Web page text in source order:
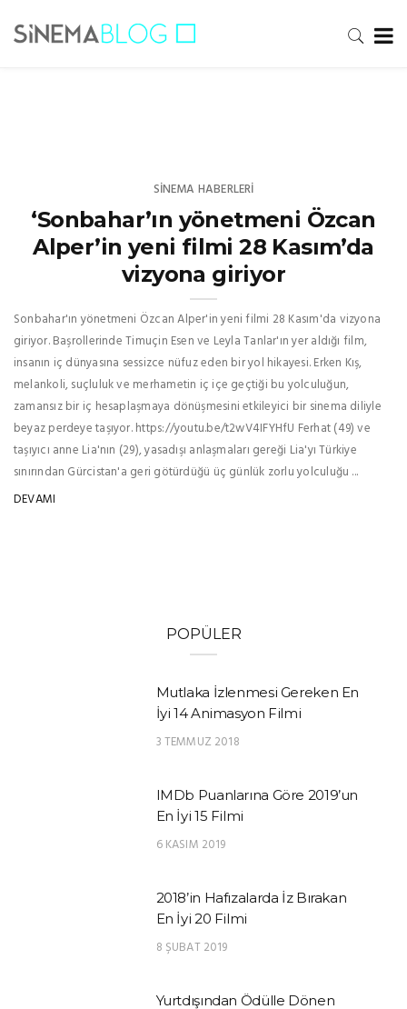
SINEMA HABERLERI
‘Sonbahar’ın yönetmeni Özcan
Alper’in yeni filmi 28 Kasım’da
vizyona giriyor
Sonbahar'ın yönetmeni Özcan Alper'in yeni filmi 28 Kasım'da vizyona
giriyor. Başrollerinde Timuçin Esen ve Leyla Tanlar'ın yer aldığı film,
insanın iç dünyasına sessizce nüfuz eden bir yol hikayesi. Erken Kış,
melankoli, suçluluk ve merhametin iç içe geçtiği bu yolculuğun,
zamansız bir iç hesaplaşmaya dönüşmesini etkileyici bir sinema diliyle
beyaz perdeye taşıyor. https://youtu.be/t2wV4IFYHfU Ferhat (49) ve
taşıyıcı anne Lia'nın (29), yasadışı anlaşmaları gereği Lia'yı Türkiye
sınırından Gürcistan'a geri götürdüğü üç günlük zorlu yolculuğu ...
DEVAMI
POPÜLER
Mutlaka İzlenmesi Gereken En
İyi 14 Animasyon Filmi
3 TEMMUZ 2018
IMDb Puanlarına Göre 2019’un
En İyi 15 Filmi
6 KASIM 2019
2018’in Hafızalarda İz Bırakan
En İyi 20 Filmi
8 ŞUBAT 2019
Yurtdışından Ödülle Dönen